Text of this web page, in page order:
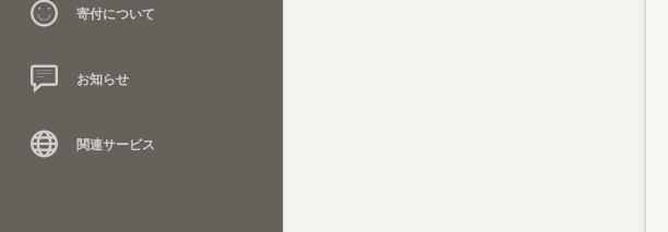
寄付について
お知らせ
関連サービス